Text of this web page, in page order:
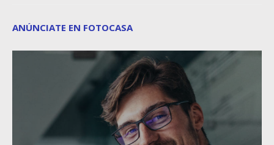
ANÚNCIATE EN FOTOCASA